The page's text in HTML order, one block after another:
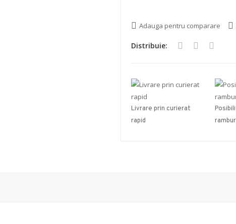
Adauga pentru comparare
Distribuie:
Livrare prin curierat
rapid